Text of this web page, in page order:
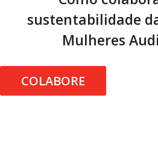
sustentabilidade
Mulheres
COLABORE